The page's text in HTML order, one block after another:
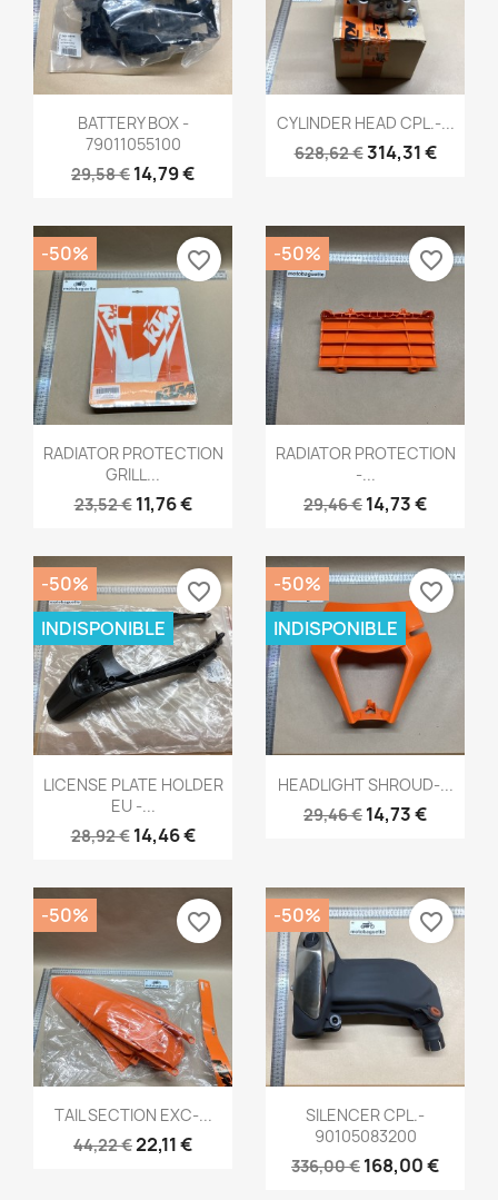
Aperçu rapide
BATTERY BOX -
79011055100
29,58 € 14,79 €
Aperçu rapide
CYLINDER HEAD CPL.-...
628,62 €314,31 €
Aperçu rapide
RADIATOR PROTECTION
GRILL...
23,52 € 11,76 €
-50% favorite_border
Aperçu rapide
RADIATOR PROTECTION
-...
29,46 € 14,73 €
-50% favorite_border
Aperçu rapide
LICENSE PLATE HOLDER
EU -...
28,92 € 14,46 €
-50%
INDISPONIBLE
favorite_border
Aperçu rapide
HEADLIGHT SHROUD-...
29,46 € 14,73 €
-50%
INDISPONIBLE
favorite_border
 Aperçu rapide
TAIL SECTION EXC-...
44,22 €22,11 €
-50% favorite_border
Aperçu rapide
SILENCER CPL.-
90105083200
336,00 € 168,00 €
-50% favorite_border